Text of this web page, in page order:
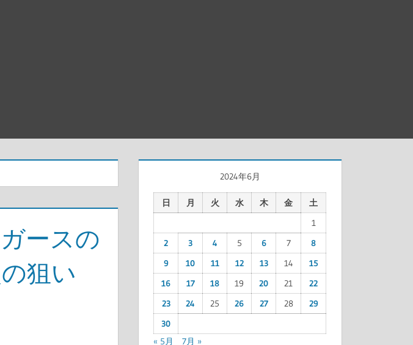
ースの
狙い
2024年6月
日 月 火 水 木 金
土
1
2
3 4 5 6 7
8
9
10 11 12 13 14
15
16
17 18 19 20 21
22
23
24 25 26 27 28
29
30
« 5月
7月 »